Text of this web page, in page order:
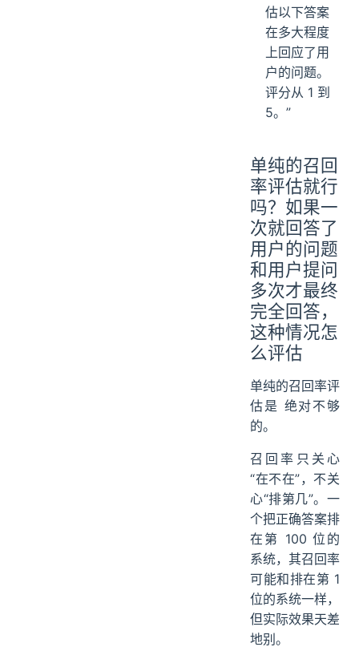
成的答案一
起输入，问
LLM：“请评
估以下答案
在多大程度
上回应了用
5。”
单纯的召回
率评估就行
吗？如果一
次就回答了
用户的问题
和用户提问
多次才最终
完全回答，
这种情况怎
么评估
估是 绝对不够
的。
召回率只关心
“在不在”，不关
心“排第几”。一
个把正确答案排
在第 100 位的
系统，其召回率
可能和排在第 1